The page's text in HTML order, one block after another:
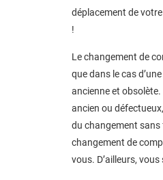
déplacement de
!
Le changement de
que dans le cas
ancienne et
ancien ou
du changement sans
changement de
vous. D’ailleurs,